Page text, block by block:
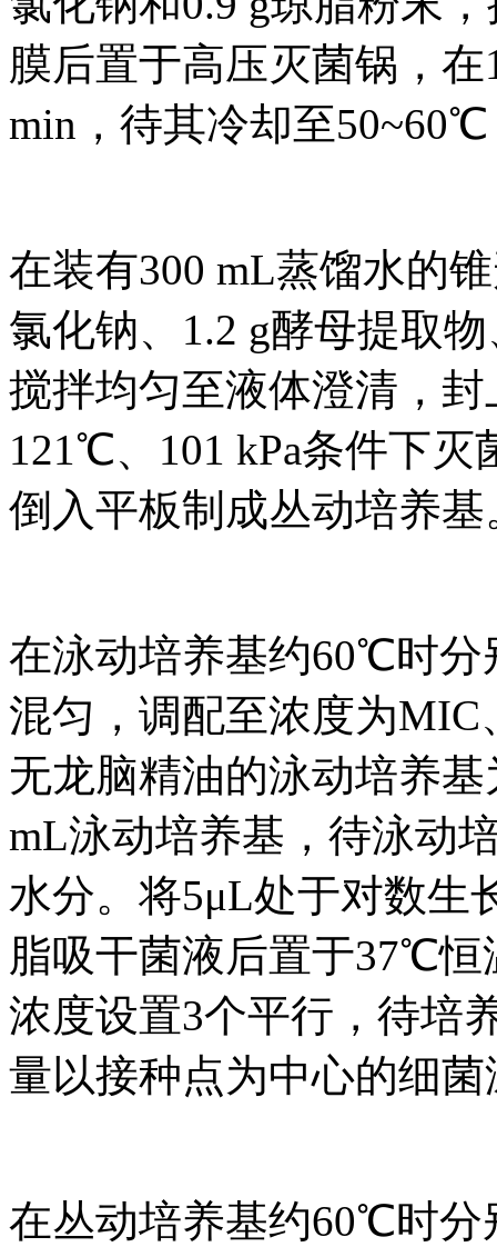
膜后置于高压灭菌锅，
min，待其冷却至
在装有300 mL蒸馏水的
氯化钠、1.2 g酵母提取
搅拌均匀至液体澄清，
121℃、101 kPa条件下
倒入平板制成丛动培养基
在泳动培养基约60℃时分
混匀，调配至浓度为
无龙脑精油的泳动培养
mL泳动培养基，待泳动
水分。将5μL处于对数生
脂吸干菌液后置于37℃恒
浓度设置3个平行，待培
量以接种点为中心的细
在丛动培养基约60℃时分